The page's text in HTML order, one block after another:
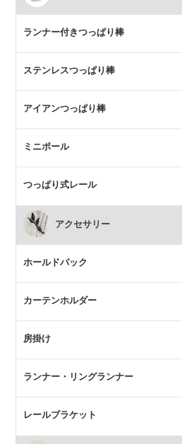
ランナー付きつっぱり棒
ステンレスつっぱり棒
アイアンつっぱり棒
ミニポール
つっぱり式レール
アクセサリー
ホールドバック
カーテンホルダー
房掛け
ランナー・リングランナー
レールブラケット